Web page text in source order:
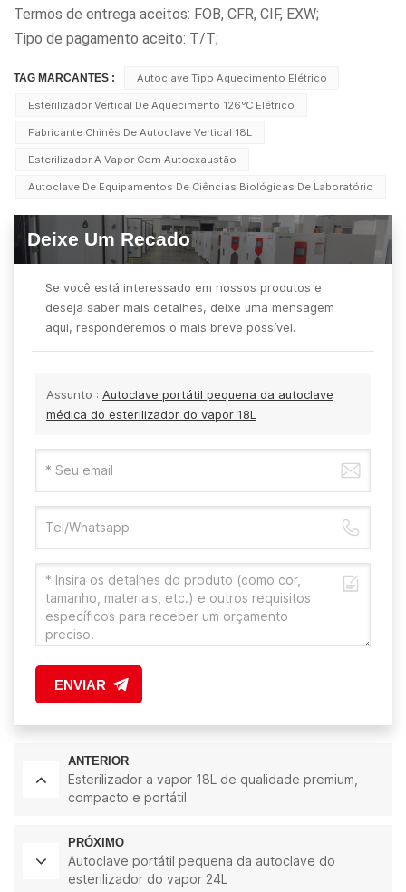
Termos de entrega aceitos: FOB, CFR, CIF, EXW;
Tipo de pagamento aceito: T/T;
TAG MARCANTES : Autoclave Tipo Aquecimento Elétrico
Esterilizador Vertical De Aquecimento 126℃ Elétrico
Fabricante Chinês De Autoclave Vertical 18L
Esterilizador A Vapor Com Autoexaustão
Autoclave De Equipamentos De Ciências Biológicas De Laboratório
Deixe Um Recado
Se você está interessado em nossos produtos e
deseja saber mais detalhes, deixe uma mensagem
aqui, responderemos o mais breve possível.
Assunto : Autoclave portátil pequena da autoclave
médica do esterilizador do vapor 18L
ENVIAR
ANTERIOR
Esterilizador a vapor 18L de qualidade premium,
compacto e portátil
PRÓXIMO
Autoclave portátil pequena da autoclave do
esterilizador do vapor 24L